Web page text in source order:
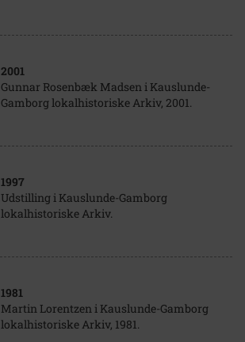
2001
Gunnar Rosenbæk Madsen i Kauslunde-
Gamborg lokalhistoriske Arkiv, 2001.
1997
Udstilling i Kauslunde-Gamborg
lokalhistoriske Arkiv.
1981
Martin Lorentzen i Kauslunde-Gamborg
lokalhistoriske Arkiv, 1981.